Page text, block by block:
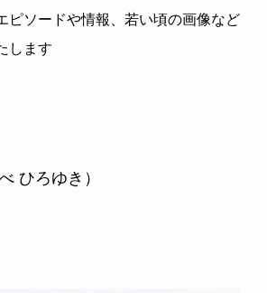
ピソードや情報、若い頃の画像など
します
ひろゆき）